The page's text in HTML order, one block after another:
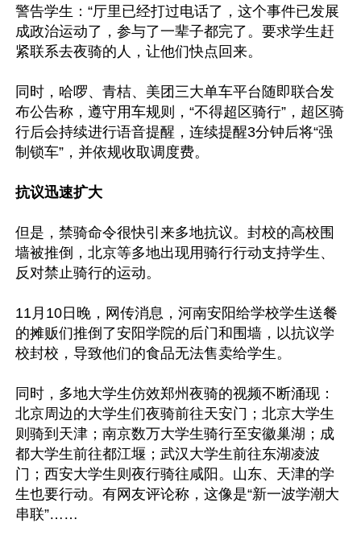
警告学生：“厅里已经打过电话了，这个事件已发展
成政治运动了，参与了一辈子都完了。要求学生赶
紧联系去夜骑的人，让他们快点回来。
同时，哈啰、青桔、美团三大单车平台随即联合发
布公告称，遵守用车规则，“不得超区骑行”，超区骑
行后会持续进行语音提醒，连续提醒3分钟后将“强
制锁车”，并依规收取调度费。
抗议迅速扩大
但是，禁骑命令很快引来多地抗议。封校的高校围
墙被推倒，北京等多地出现用骑行行动支持学生、
反对禁止骑行的运动。
11月10日晚，网传消息，河南安阳给学校学生送餐
的摊贩们推倒了安阳学院的后门和围墙，以抗议学
校封校，导致他们的食品无法售卖给学生。
同时，多地大学生仿效郑州夜骑的视频不断涌现：
北京周边的大学生们夜骑前往天安门；北京大学生
则骑到天津；南京数万大学生骑行至安徽巢湖；成
都大学生前往都江堰；武汉大学生前往东湖凌波
门；西安大学生则夜行骑往咸阳。山东、天津的学
生也要行动。有网友评论称，这像是“新一波学潮大
串联”……